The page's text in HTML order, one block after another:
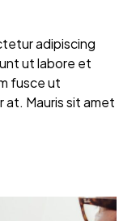
adipiscing
ut labore et
fusce ut
Mauris sit amet